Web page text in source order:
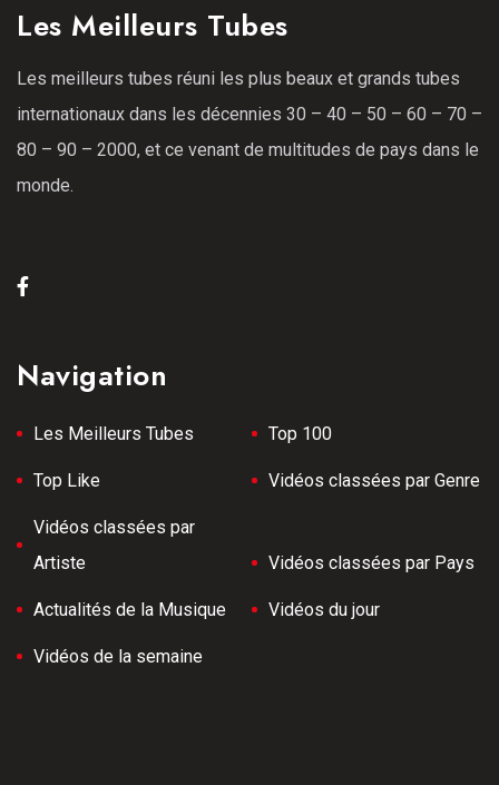
Les Meilleurs Tubes
Les meilleurs tubes réuni les plus beaux et grands tubes
internationaux dans les décennies 30 – 40 – 50 – 60 – 70 –
80 – 90 – 2000, et ce venant de multitudes de pays dans le
monde.
Navigation
Les Meilleurs Tubes Top 100
Top Like Vidéos classées par Genre
Vidéos classées par
Artiste
Vidéos classées par Pays
Actualités de la Musique Vidéos du jour
Vidéos de la semaine